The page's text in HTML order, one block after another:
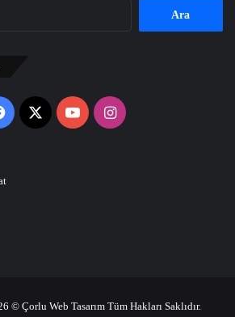
Facebook
X YouTubeInstagram
© Çorlu Web Tasarım Tüm Hakları Saklıdır.